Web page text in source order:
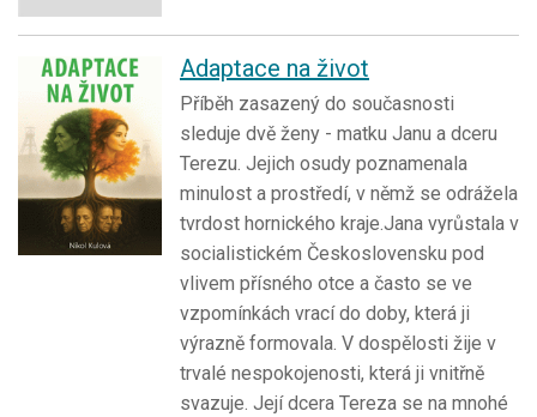
Adaptace na život
Příběh zasazený do současnosti
sleduje dvě ženy - matku Janu a dceru
Terezu. Jejich osudy poznamenala
minulost a prostředí, v němž se odrážela
tvrdost hornického kraje.Jana vyrůstala v
socialistickém Československu pod
vlivem přísného otce a často se ve
vzpomínkách vrací do doby, která ji
výrazně formovala. V dospělosti žije v
trvalé nespokojenosti, která ji vnitřně
svazuje. Její dcera Tereza se na mnohé